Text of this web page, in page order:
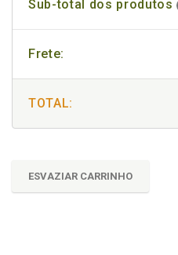
Sub-total dos produtos
Frete:
TOTAL:
ESVAZIAR CARRINHO